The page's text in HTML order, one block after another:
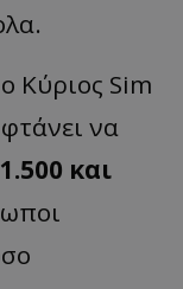
Κύριος Sim
να
1.500 και